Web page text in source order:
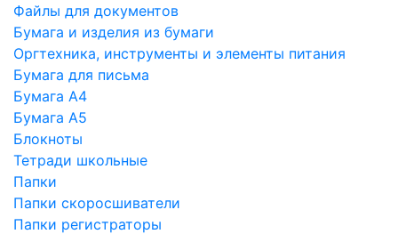
Файлы для документов
Бумага и изделия из бумаги
Оргтехника, инструменты и элементы питания
Бумага для письма
Бумага А4
Бумага А5
Блокноты
Тетради школьные
Папки
Папки скоросшиватели
Папки регистраторы